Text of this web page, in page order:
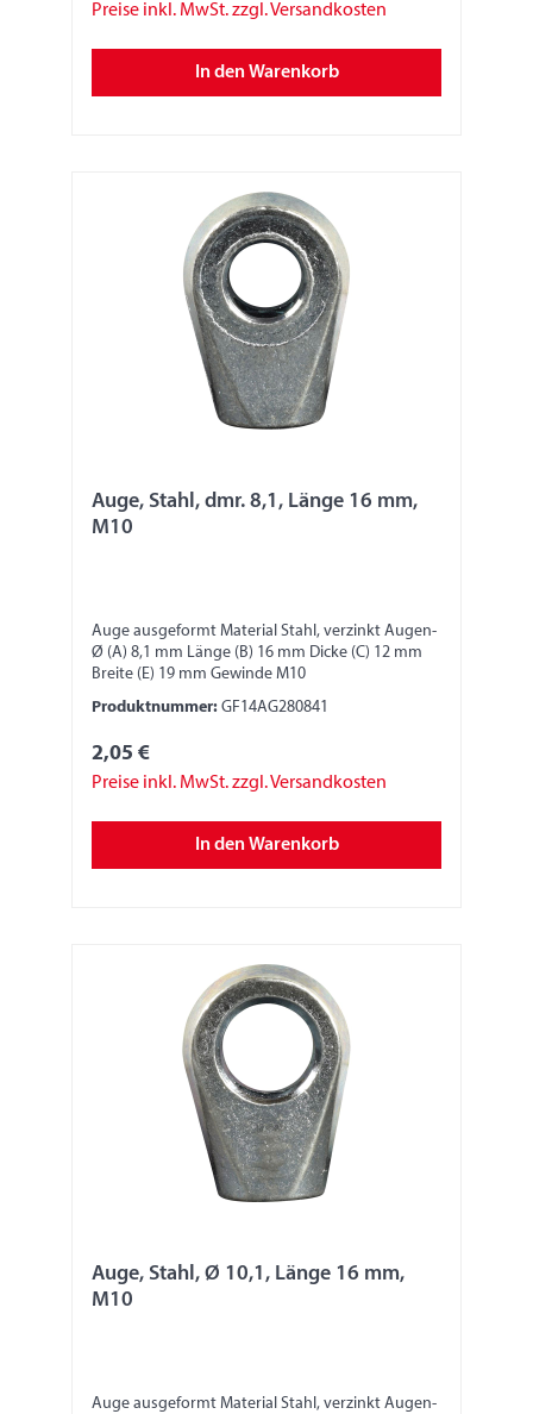
Preise inkl. MwSt. zzgl. Versandkosten
In den Warenkorb
Auge, Stahl, dmr. 8,1, Länge 16 mm,
M10
Auge ausgeformt Material Stahl, verzinkt Augen-
Ø (A) 8,1 mm Länge (B) 16 mm Dicke (C) 12 mm
Breite (E) 19 mm Gewinde M10
Produktnummer: GF14AG280841
2,05 €
Preise inkl. MwSt. zzgl. Versandkosten
In den Warenkorb
Auge, Stahl, Ø 10,1, Länge 16 mm,
M10
Auge ausgeformt Material Stahl, verzinkt Augen-